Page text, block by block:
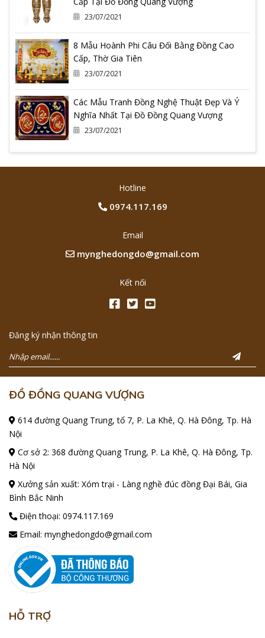
23/07/2021
8 Mẫu Hoành Phi Câu Đối Bằng Đồng Cao
Cấp, Thờ Gia Tiên
23/07/2021
Các Mẫu Tranh Đồng Nghệ Thuật Đẹp Và Ý
Nghĩa Nhất Tại Đồ Đồng Quang Vượng
23/07/2021
Hotline
0974.117.169
Email
mynghedongdo@gmail.com
Kết nối
Đăng ký nhận thông tin
ĐỒ ĐỒNG QUANG VƯỢNG
614 đường Quang Trung, tổ 7, P. La Khê, Q. Hà Đông, Tp. Hà
Nội
Cơ sở 2: 368 đường Quang Trung, P. La Khê, Q. Hà Đông, Tp.
Hà Nội
Xưởng sản xuất: Xóm trại - Làng nghề đúc đồng Đại Bái, Gia
Bình Bắc Ninh
Điện thoại: 0974.117.169
Email: mynghedongdo@gmail.com
HỖ TRỢ